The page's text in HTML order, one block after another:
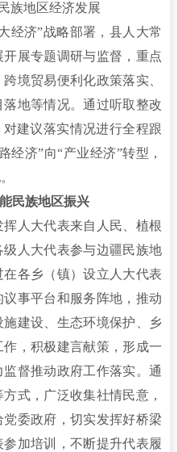
族地区经济发展
济”战略部署，县人大常
展专题调研与监督，重点
境贸易便利化政策落实、
地等情况。通过听取整改
建议落实情况进行全程跟
经济”向“产业经济”转型，
民族地区振兴
人大代表来自人民、植根
人大代表参与边疆民族地
各乡（镇）设立人大代表
事平台和服务阵地，推动
建设、生态环境保护、乡
，积极建言献策，形成一
督推动政府工作落实。通
式，广泛收集社情民意，
委政府，切实发挥好桥梁
加培训，不断提升代表履